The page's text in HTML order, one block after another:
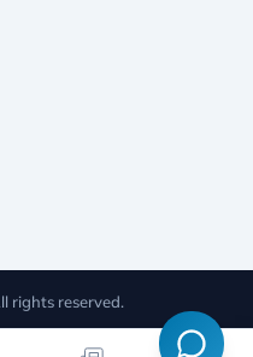
rights reserved.